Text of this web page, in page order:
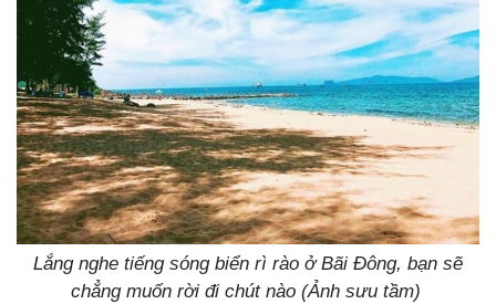
Lắng nghe tiếng sóng biển rì rào ở Bãi Đông, bạn sẽ
chẳng muốn rời đi chút nào (Ảnh sưu tầm)